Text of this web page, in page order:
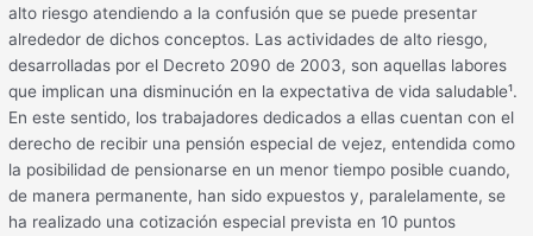
alto riesgo atendiendo a la confusión que se puede presentar
alrededor de dichos conceptos. Las actividades de alto riesgo,
desarrolladas por el Decreto 2090 de 2003, son aquellas labores
que implican una disminución en la expectativa de vida saludable¹.
En este sentido, los trabajadores dedicados a ellas cuentan con el
derecho de recibir una pensión especial de vejez, entendida como
la posibilidad de pensionarse en un menor tiempo posible cuando,
de manera permanente, han sido expuestos y, paralelamente, se
ha realizado una cotización especial prevista en 10 puntos